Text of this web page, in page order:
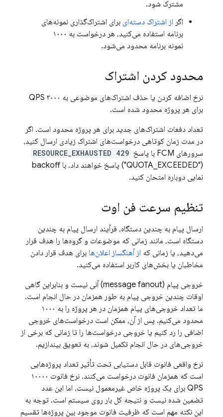
مشترک شود.
اگر از اشتراک دسته‌ای برای اشتراک‌گذاری نمونه‌های
برنامه استفاده می‌کنید، هر درخواست به ۱۰۰۰
نمونه برنامه محدود می‌شود.
محدود کردن اشتراک
نرخ اضافه کردن یا حذف اشتراک‌های موضوعی به ۳۰۰۰ QPS
برای هر پروژه محدود شده است.
تعداد دفعات اشتراک‌های جدید برای هر پروژه محدود است. اگر
در مدت زمان کوتاهی درخواست‌های اشتراک زیادی ارسال کنید،
سرورهای FCM با پاسخ 429 RESOURCE_EXHAUSTED
("QUOTA_EXCEEDED") پاسخ خواهند داد. با backoff
نمایی دوباره امتحان کنید.
تنظیم سرعت فن اوت
ارسال پیام به چندین دستگاه، فرآیند ارسال پیام به چندین
دستگاه است، مانند زمانی که موضوعات و گروه‌ها را هدف قرار
می‌دهید، یا زمانی که از آهنگساز اعلان‌ها برای هدف قرار دادن
مخاطبان یا بخش‌های کاربر استفاده می‌کنید.
خروجی پیام (message fanout) آنی نیست و بنابراین گاهی
اوقات چندین خروجی پیام به طور همزمان در حال انجام است.
ما تعداد خروجی‌های پیام همزمان در هر پروژه را به ۱۰۰۰
محدود می‌کنیم. پس از آن، ممکن است درخواست‌های خروجی
اضافی را رد کنیم یا خروجی درخواست‌ها را تا زمانی که برخی از
خروجی‌های در حال انجام تکمیل شوند، به تعویق بیندازیم.
نرخ واقعی فانوت قابل دستیابی تحت تأثیر تعداد پروژه‌هایی
است که همزمان فانوت درخواست می‌کنند. نرخ فانوت ۱۰۰۰۰
QPS برای یک پروژه خاص غیرمعمول نیست، اما این عدد
تضمین شده نیست و نتیجه کل بار روی سیستم است. توجه به
این نکته مهم است که ظرفیت فانوت موجود بین پروژه‌ها تقسیم